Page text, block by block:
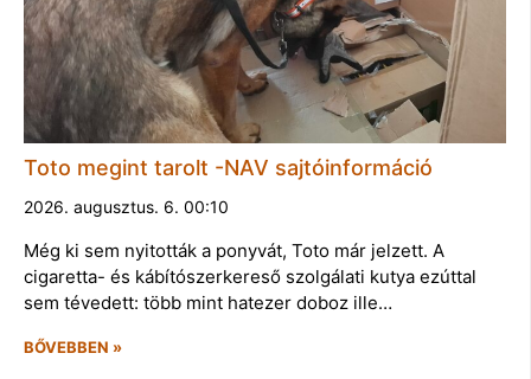
Toto megint tarolt -NAV sajtóinformáció
2026. augusztus. 6. 00:10
Még ki sem nyitották a ponyvát, Toto már jelzett. A
cigaretta- és kábítószerkereső szolgálati kutya ezúttal
sem tévedett: több mint hatezer doboz ille…
BŐVEBBEN »